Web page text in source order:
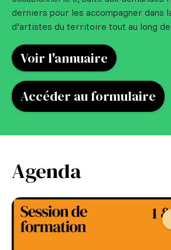
derniers pour les accompagner dans
d’artistes du territoire tout au long de
Voir l'annuaire
Accéder au formulaire
Agenda